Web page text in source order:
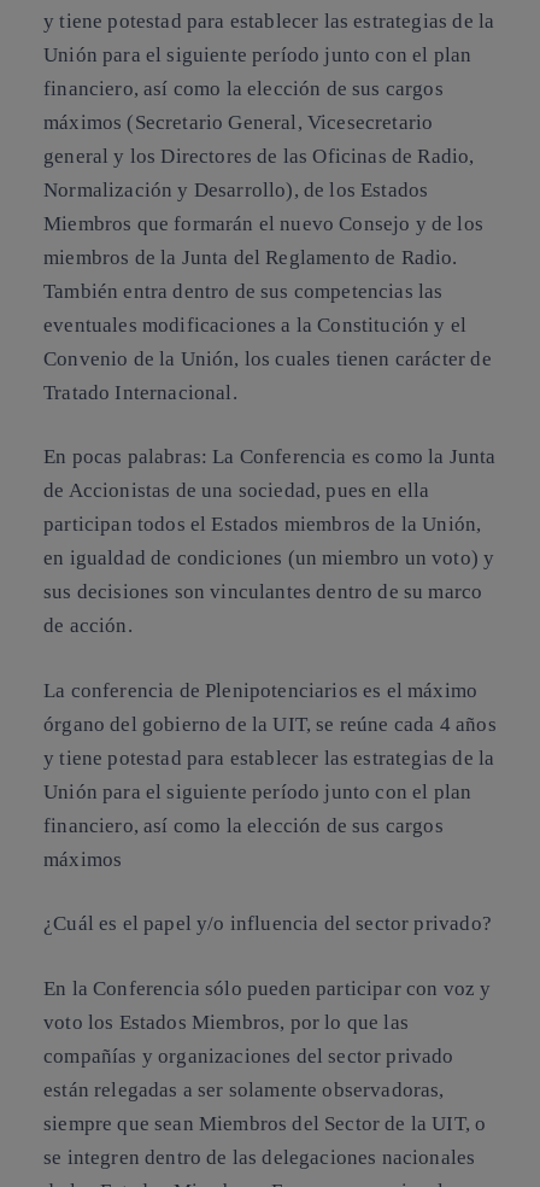
y tiene potestad para establecer las estrategias de la
Unión para el siguiente período junto con el plan
financiero, así como la elección de sus cargos
máximos (Secretario General, Vicesecretario
general y los Directores de las Oficinas de Radio,
Normalización y Desarrollo), de los Estados
Miembros que formarán el nuevo Consejo y de los
miembros de la Junta del Reglamento de Radio.
También entra dentro de sus competencias las
eventuales modificaciones a la Constitución y el
Convenio de la Unión, los cuales tienen carácter de
Tratado Internacional.
En pocas palabras: La Conferencia es como la Junta
de Accionistas de una sociedad, pues en ella
participan todos el Estados miembros de la Unión,
en igualdad de condiciones (un miembro un voto) y
sus decisiones son vinculantes dentro de su marco
de acción.
La conferencia de Plenipotenciarios es el máximo
órgano del gobierno de la UIT, se reúne cada 4 años
y tiene potestad para establecer las estrategias de la
Unión para el siguiente período junto con el plan
financiero, así como la elección de sus cargos
máximos
¿Cuál es el papel y/o influencia del sector privado?
En la Conferencia sólo pueden participar con voz y
voto los Estados Miembros, por lo que las
compañías y organizaciones del sector privado
están relegadas a ser solamente observadoras,
siempre que sean Miembros del Sector de la UIT, o
se integren dentro de las delegaciones nacionales